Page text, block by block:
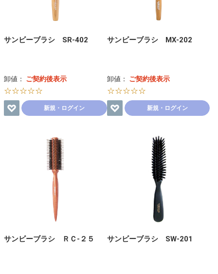
サンビーブラシ SR-402
卸値： ご契約後表示
☆☆☆☆☆
新規・ログイン
サンビーブラシ MX-202
卸値： ご契約後表示
☆☆☆☆☆
新規・ログイン
サンビーブラシ ＲＣ-２５ サンビーブラシ SW-201